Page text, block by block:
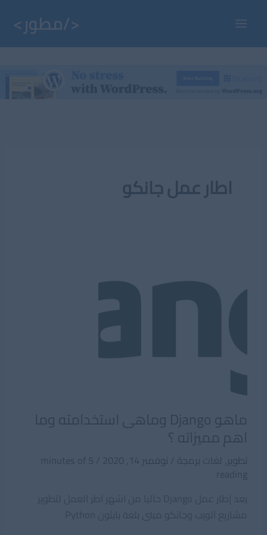
Main
اطار عمل جانكو
ماهو Django وماهى استخدامته وما
اهم مميزاته ؟
تطوير, لغات برمجة / نوفمبر 14, 2020 /
5 minutes of
reading